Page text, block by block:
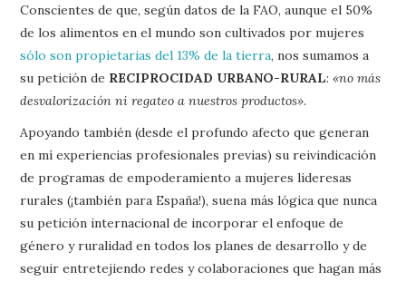
Conscientes de que, según datos de la FAO, aunque el 50%
de los alimentos en el mundo son cultivados por mujeres
sólo son propietarias del 13% de la tierra, nos sumamos a
su petición de RECIPROCIDAD URBANO-RURAL:«no más
desvalorización ni regateo a nuestros productos».
Apoyando también (desde el profundo afecto que generan
en mí experiencias profesionales previas) su reivindicación
de programas de empoderamiento a mujeres lideresas
rurales (¡también para España!), suena más lógica que nunca
su petición internacional de incorporar el enfoque de
género y ruralidad en todos los planes de desarrollo y de
seguir entretejiendo redes y colaboraciones que hagan más